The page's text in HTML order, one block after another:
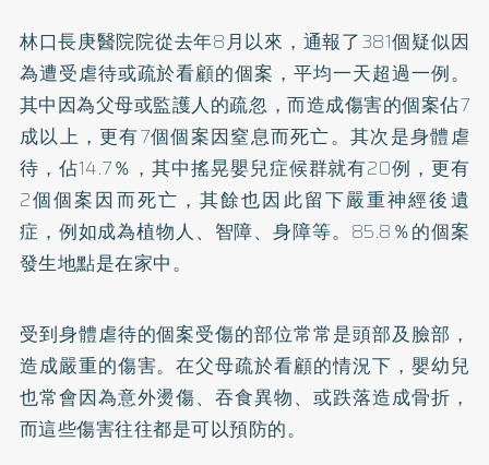
林口長庚醫院院從去年8月以來，通報了381個疑似因
為遭受虐待或疏於看顧的個案，平均一天超過一例。
其中因為父母或監護人的疏忽，而造成傷害的個案佔7
成以上，更有7個個案因窒息而死亡。其次是身體虐
待，佔14.7％，其中搖晃嬰兒症候群就有20例，更有
2個個案因而死亡，其餘也因此留下嚴重神經後遺
症，例如成為植物人、智障、身障等。85.8％的個案
發生地點是在家中。
受到身體虐待的個案受傷的部位常常是頭部及臉部，
造成嚴重的傷害。在父母疏於看顧的情況下，嬰幼兒
也常會因為意外燙傷、吞食異物、或跌落造成骨折，
而這些傷害往往都是可以預防的。